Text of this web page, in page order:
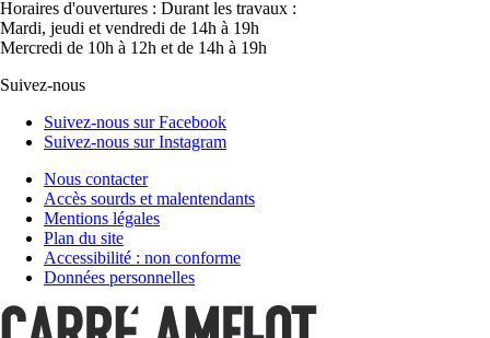
Horaires d'ouvertures : Durant les travaux :
Mardi, jeudi et vendredi de 14h à 19h
Mercredi de 10h à 12h et de 14h à 19h
Suivez-nous
Suivez-nous sur Facebook
Suivez-nous sur Instagram
Nous contacter
Accès sourds et malentendants
Mentions légales
Plan du site
Accessibilité : non conforme
Données personnelles